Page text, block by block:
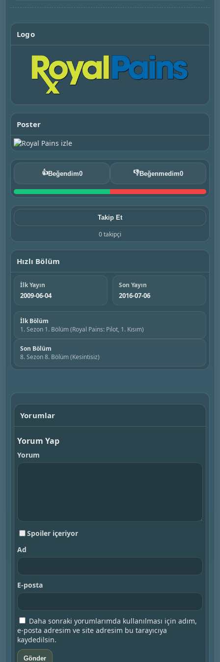
Logo
Poster
👍Beğendim0 👎Beğenmedim0
Takip Et
0 takipçi
Hızlı Bölüm
İlk Yayın
2009-06-04
Son Yayın
2016-07-06
İlk Bölüm
1. Sezon 1. Bölüm (Royal Pains: Pilot, 1. Kısım)
Son Bölüm
8. Sezon 8. Bölüm (Kesintisiz)
Yorumlar
Yorum Yap
Yorum
Spoiler içeriyor
Ad
E-posta
Daha sonraki yorumlarımda kullanılması için adım,
e-posta adresim ve site adresim bu tarayıcıya
kaydedilsin.